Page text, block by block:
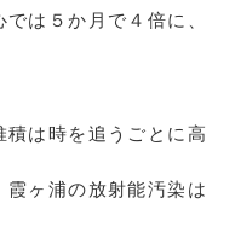
は５か月で４倍に、
は時を追うごとに高
ヶ浦の放射能汚染は